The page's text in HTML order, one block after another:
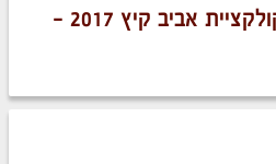
רשת גלי משיקה את קולקציית אביב קיץ 2017 -